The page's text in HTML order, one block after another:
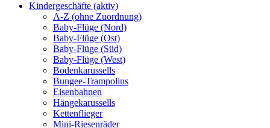
Kindergeschäfte (aktiv)
A-Z (ohne Zuordnung)
Baby-Flüge (Nord)
Baby-Flüge (Ost)
Baby-Flüge (Süd)
Baby-Flüge (West)
Bodenkarussells
Bungee-Trampolins
Eisenbahnen
Hängekarussells
Kettenflieger
Mini-Riesenräder